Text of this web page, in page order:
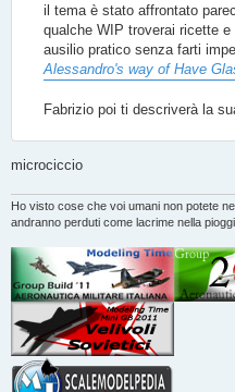
il tema è stato affrontato
qualche WIP troverai ricette e
ausilio pratico senza farti
Alessandro's way of Have
Fabrizio poi ti descriverà la
microciccio
Ho visto cose che voi umani non potete
andranno perduti come lacrime nella